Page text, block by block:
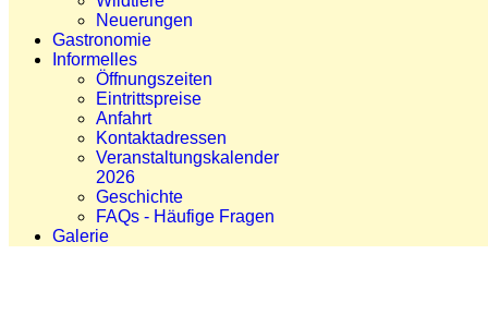
Neuerungen
Gastronomie
Informelles
Öffnungszeiten
Eintrittspreise
Anfahrt
Kontaktadressen
Veranstaltungskalender
2026
Geschichte
FAQs - Häufige Fragen
Galerie